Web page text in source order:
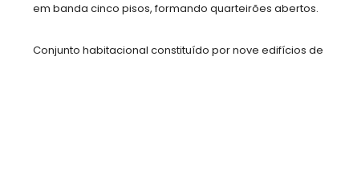
em banda cinco pisos, formando quarteirões abertos.
Conjunto habitacional constituído por nove edifícios de